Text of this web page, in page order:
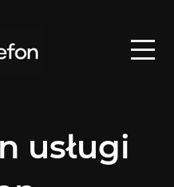
usługi